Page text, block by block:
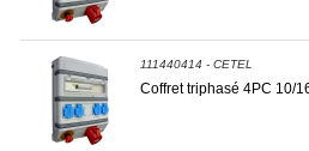
111440414 - CETEL
Coffret triphasé 4PC 10/